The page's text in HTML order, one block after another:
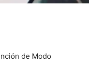
de Modo